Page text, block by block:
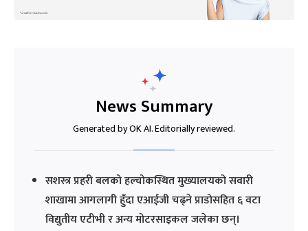
News Summary
Generated by OK AI. Editorially reviewed.
सशस्त्र प्रहरी बलको हल्चोकस्थित मुख्यालयको सवारी
शाखामा आगलागी हुँदा एआईजी चढ्ने प्राडोसहित ६ वटा
विद्युतीय एटीभी र अन्य मोटरसाइकल जलेका छन्।